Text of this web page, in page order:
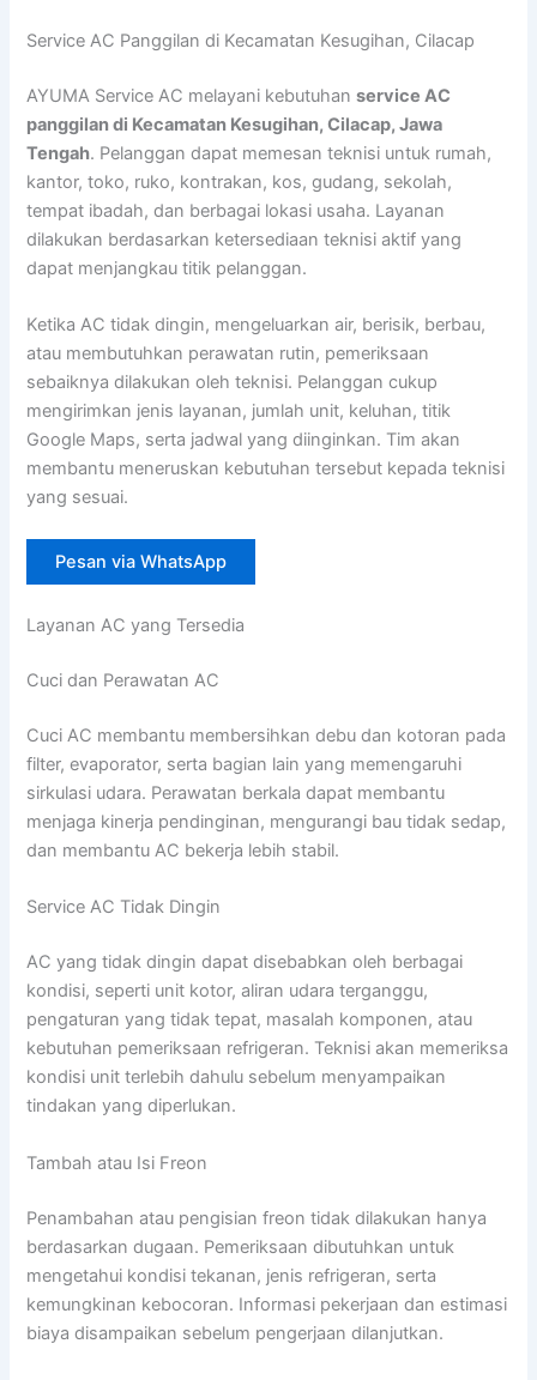
Service AC Panggilan di Kecamatan Kesugihan, Cilacap
AYUMA Service AC melayani kebutuhanservice AC
panggilan di Kecamatan Kesugihan, Cilacap, Jawa
Tengah. Pelanggan dapat memesan teknisi untuk rumah,
kantor, toko, ruko, kontrakan, kos, gudang, sekolah,
tempat ibadah, dan berbagai lokasi usaha. Layanan
dilakukan berdasarkan ketersediaan teknisi aktif yang
dapat menjangkau titik pelanggan.
Ketika AC tidak dingin, mengeluarkan air, berisik, berbau,
atau membutuhkan perawatan rutin, pemeriksaan
sebaiknya dilakukan oleh teknisi. Pelanggan cukup
mengirimkan jenis layanan, jumlah unit, keluhan, titik
Google Maps, serta jadwal yang diinginkan. Tim akan
membantu meneruskan kebutuhan tersebut kepada teknisi
yang sesuai.
Pesan via WhatsApp
Layanan AC yang Tersedia
Cuci dan Perawatan AC
Cuci AC membantu membersihkan debu dan kotoran pada
filter, evaporator, serta bagian lain yang memengaruhi
sirkulasi udara. Perawatan berkala dapat membantu
menjaga kinerja pendinginan, mengurangi bau tidak sedap,
dan membantu AC bekerja lebih stabil.
Service AC Tidak Dingin
AC yang tidak dingin dapat disebabkan oleh berbagai
kondisi, seperti unit kotor, aliran udara terganggu,
pengaturan yang tidak tepat, masalah komponen, atau
kebutuhan pemeriksaan refrigeran. Teknisi akan memeriksa
kondisi unit terlebih dahulu sebelum menyampaikan
tindakan yang diperlukan.
Tambah atau Isi Freon
Penambahan atau pengisian freon tidak dilakukan hanya
berdasarkan dugaan. Pemeriksaan dibutuhkan untuk
mengetahui kondisi tekanan, jenis refrigeran, serta
kemungkinan kebocoran. Informasi pekerjaan dan estimasi
biaya disampaikan sebelum pengerjaan dilanjutkan.